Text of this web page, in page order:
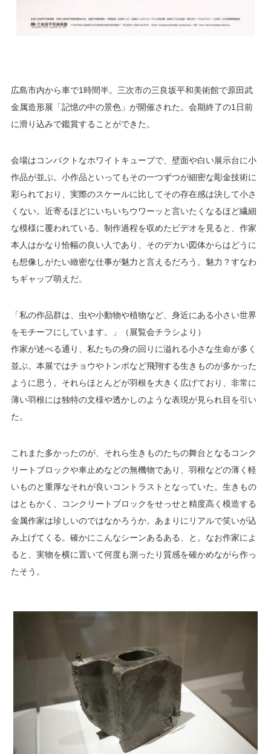
広島市内から車で1時間半。三次市の三良坂平和美術館で原田武
金属造形展「​記憶の中の景色」が開催された。会期終了の1日前
に滑り込みで鑑賞することができた。
会場はコンパクトなホワイトキューブで、壁面や白い展示台に小
作品が並ぶ。小作品といってもその一つずつが細密な彫金技術に
彩られており、実際のスケールに比してその存在感は決して小さ
くない。近寄るほどにいちいちウワーッと言いたくなるほど繊細
な模様に覆われている。制作過程を収めたビデオを見ると、作家
本人はかなり恰幅の良い人であり、そのデカい図体からはどうに
も想像しがたい緻密な仕事が魅力と言えるだろう。魅力？すなわ
ちギャップ萌えだ。
「私の作品群は、虫や小動物や植物など、身近にある小さい世界
をモチーフにしています。」（展覧会チラシより）
作家が述べる通り、私たちの身の回りに溢れる小さな生命が多く
並ぶ。本展ではチョウやトンボなど飛翔する生きものが多かった
ように思う。それらほとんどが羽根を大きく広げており、非常に
薄い羽根には独特の文様や透かしのような表現が見られ目を引い
た。
これまた多かったのが、それら生きものたちの舞台となるコンク
リートブロックや車止めなどの無機物であり、羽根などの薄く軽
いものと重厚なそれが良いコントラストとなっていた。生きもの
はともかく、コンクリートブロックをせっせと精度高く模造する
金属作家は珍しいのではなかろうか。あまりにリアルで笑いが込
み上げてくる。確かにこんなシーンあるある、と。なお作家によ
ると、実物を横に置いて何度も測ったり質感を確かめながら作っ
たそう。